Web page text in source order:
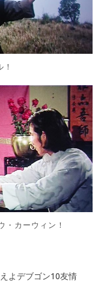
・カーウィン！
よデブゴン10友情